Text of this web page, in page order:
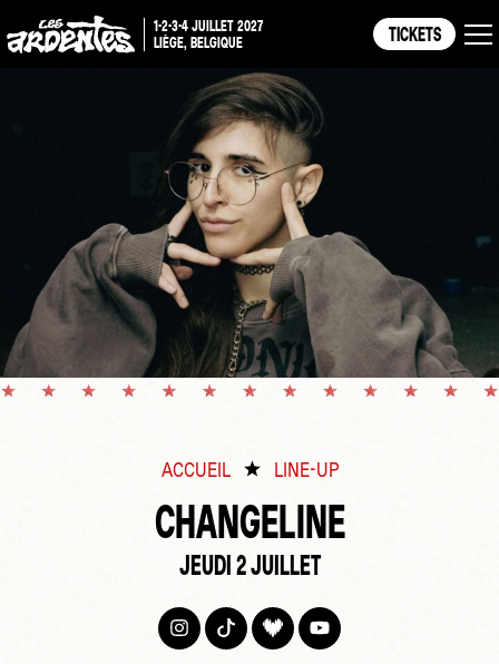
1-2-3-4 JUILLET 2027
LIÈGE, BELGIQUE
TICKETS
ACCUEIL LINE-UP
CHANGELINE
JEUDI 2 JUILLET